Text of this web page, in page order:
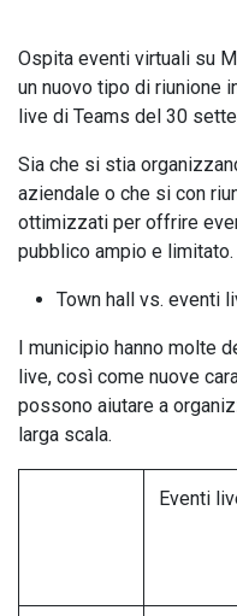
Ospita eventi virtuali su
un nuovo tipo di riunione
live di Teams del 30
Sia che si stia
aziendale o che si con
ottimizzati per offrire
pubblico ampio e limitato.
Town hall vs. eventi
I municipio hanno molte
live, così come nuove
possono aiutare a
larga scala.
Eventi